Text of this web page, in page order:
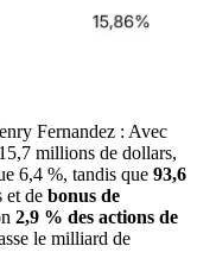
Fernandez : Avec
millions de dollars,
6,4 %, tandis que 93,6
et de bonus de
2,9 % des actions de
le milliard de